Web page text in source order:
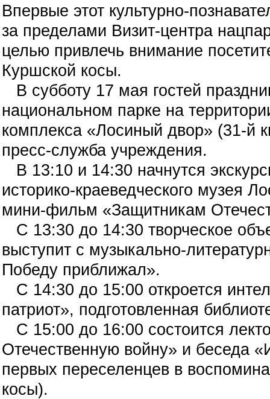
Впервые этот культурно-
за пределами Визит-центра
целью привлечь внимание
Куршской косы.
В субботу 17 мая гостей
национальном парке на
комплекса «Лосиный двор» (31-й
пресс-служба учреждения.
В 13:10 и 14:30 начнутся
историко-краеведческого музея
мини-фильм «Защитникам
С 13:30 до 14:30 творческое
выступит с музыкально-
Победу приближал».
С 14:30 до 15:00 откроется
патриот», подготовленная
С 15:00 до 16:00 состоится
Отечественную войну» и беседа
первых переселенцев в
косы).